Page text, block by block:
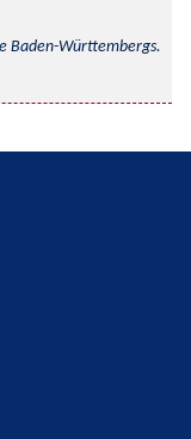
Baden-Württembergs.